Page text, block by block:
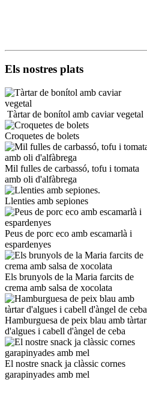
Els nostres plats
Tàrtar de bonítol amb caviar vegetal
Croquetes de bolets
Mil fulles de carbassó, tofu i tomata
amb oli d'alfàbrega
Llenties amb sepiones
Peus de porc eco amb escamarlà i
espardenyes
Els brunyols de la Maria farcits de
crema amb salsa de xocolata
Hamburguesa de peix blau amb tàrtar
d'algues i cabell d'àngel de ceba
El nostre snack ja clàssic cornes
garapinyades amb mel